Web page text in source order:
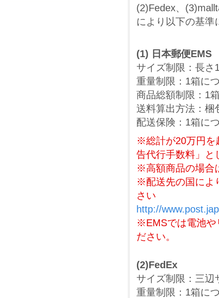
(2)Fedex、
により以下の基準
(1) 日本郵便EMS
サイズ制限：長さ
重量制限：1箱に
商品総額制限：1
送料算出方法：梱
配送保険：1箱に
※総計が20万円を
告代行手数料」と
※高額商品の場合
※配送先の国によ
さい
http://
※EMSでは電池や
ださい。
(2)FedEx
サイズ制限：三辺
重量制限：1箱に